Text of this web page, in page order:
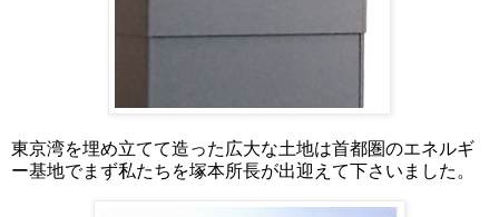
東京湾を埋め立てて造った広大な土地は首都圏のエネルギ
ー基地でまず私たちを塚本所長が出迎えて下さいました。